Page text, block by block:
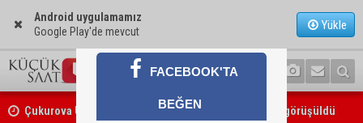
Android uygulamamız
Google Play'de mevcut
Yükle
Çukurova Üniversitesi’nde Ar-Ge ve sanayi iş birliği görüşüldü
Seyhan’da gıda işletmelerine sıkı denetim
FACEBOOK'TA
BEĞEN